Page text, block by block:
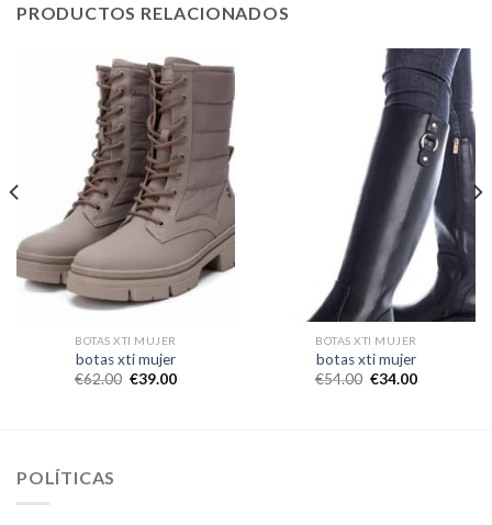
PRODUCTOS RELACIONADOS
BOTAS XTI MUJER
botas xti mujer
€62.00 €39.00
BOTAS XTI MUJER
botas xti mujer
€54.00 €34.00
POLÍTICAS